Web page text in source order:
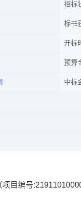
招标
标书
开标
预算
中标
项目编号: